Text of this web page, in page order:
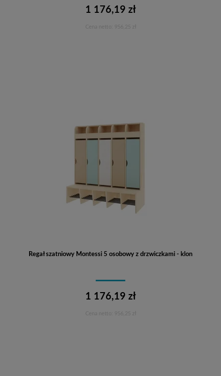
1 176,19 zł
956,25 zł
Regał szatniowy Montessi 5 osobowy z drzwiczkami - klon
1 176,19 zł
956,25 zł